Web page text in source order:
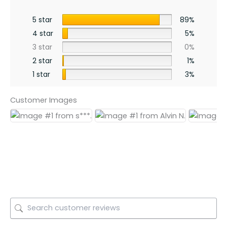
5 star
89%
4 star
5%
3 star
0%
2 star
1%
1 star
3%
Customer Images